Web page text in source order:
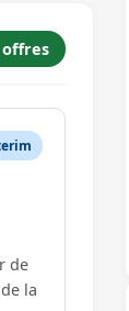
offres
de
la